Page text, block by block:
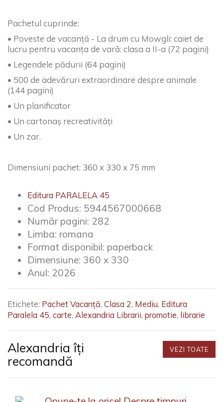
Pachetul cuprinde:
• Poveste de vacanță - La drum cu Mowgli: caiet de
lucru pentru vacanța de vară: clasa a II-a (72 pagini)
• Legendele pădurii (64 pagini)
• 500 de adevăruri extraordinare despre animale
(144 pagini)
• Un planificator
• Un cartonaș recreativități
• Un zar.
Dimensiuni pachet: 360 x 330 x 75 mm
Editura PARALELA 45
Cod Produs: 5944567000668
Număr pagini: 282
Limba: romana
Format disponibil: paperback
Dimensiune: 360 x 330
Anul: 2026
Etichete: Pachet Vacanță, Clasa 2, Mediu, Editura
Paralela 45, carte, Alexandria Librarii, promotie, librarie
Alexandria îți
recomandă
VEZI TOATE